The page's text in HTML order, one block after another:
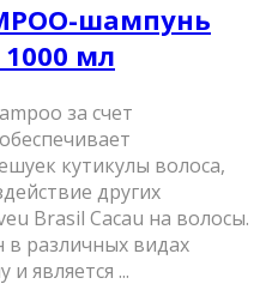
шампунь
мл
за счет
кутикулы волоса,
других
Brasil Cacau на волосы.
различных видах
является ...